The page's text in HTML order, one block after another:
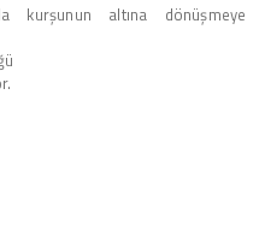
kurşunun altına dönüşmeye